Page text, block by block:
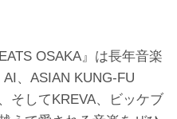
OSAKA』は長年音楽
、ASIAN KUNG-FU
そしてKREVA、ビッケブ